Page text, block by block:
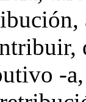
,
,
-a